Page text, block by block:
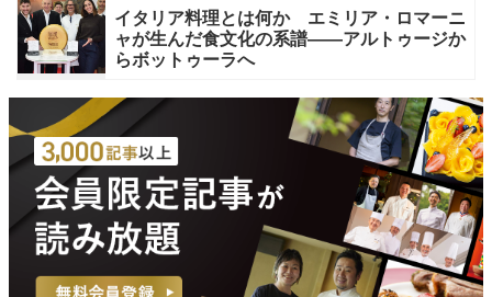
イタリア料理とは何か エミリア・ロマーニ
ャが生んだ食文化の系譜——アルトゥージか
らボットゥーラへ